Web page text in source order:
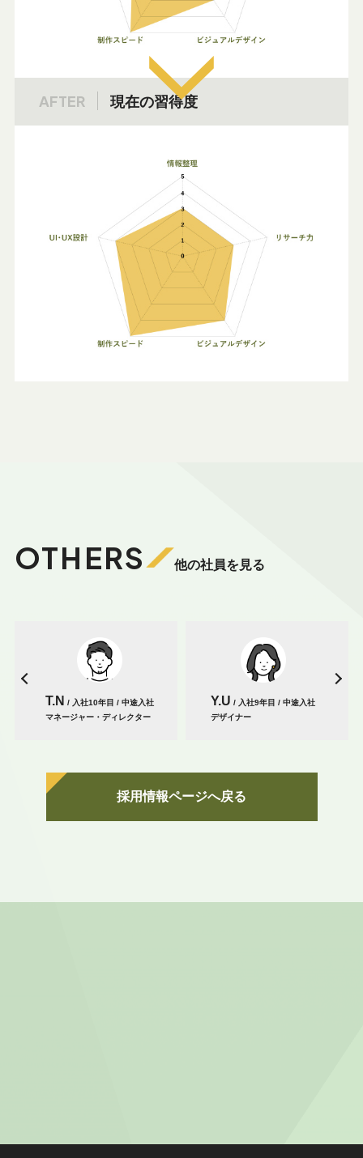
AFTER 現在の習得度
OTHERS 他の社員を見る
T.N / 入社10年目 / 中途入社
マネージャー・ディレクター
Y.U / 入社9年目 / 中途入社
デザイナー
採用情報ページへ戻る